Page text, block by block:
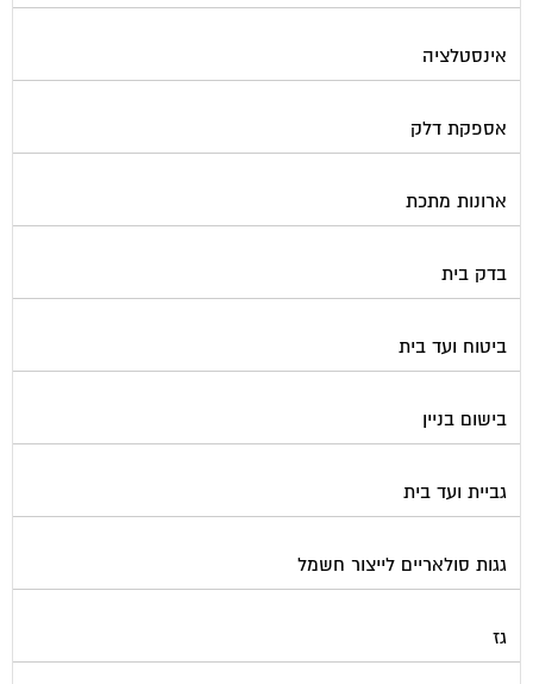
אינסטלציה
אספקת דלק
ארונות מתכת
בדק בית
ביטוח ועד בית
בישום בניין
גביית ועד בית
גגות סולאריים לייצור חשמל
גז